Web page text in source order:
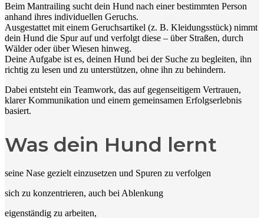
Beim Mantrailing sucht dein Hund nach einer bestimmten Person
anhand ihres individuellen Geruchs.
Ausgestattet mit einem Geruchsartikel (z. B. Kleidungsstück) nimmt
dein Hund die Spur auf und verfolgt diese – über Straßen, durch
Wälder oder über Wiesen hinweg.
Deine Aufgabe ist es, deinen Hund bei der Suche zu begleiten, ihn
richtig zu lesen und zu unterstützen, ohne ihn zu behindern.
Dabei entsteht ein Teamwork, das auf gegenseitigem Vertrauen,
klarer Kommunikation und einem gemeinsamen Erfolgserlebnis
basiert.
Was dein Hund lernt
seine Nase gezielt einzusetzen und Spuren zu verfolgen
sich zu konzentrieren, auch bei Ablenkung
eigenständig zu arbeiten,